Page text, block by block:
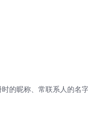
的昵称、常联系人的名